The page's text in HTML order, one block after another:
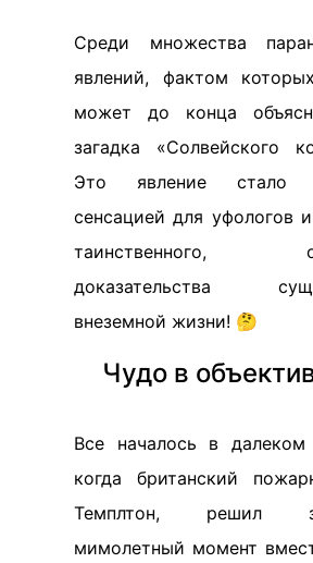
Среди множества
явлений, фактом
может до конца
загадка «Солвейского
Это явление стало
сенсацией для уфологов
таинственного,
доказательства
внеземной жизни! 🤔
Чудо в
Все началось в далеком
когда британский
Темплтон, решил
мимолетный момент